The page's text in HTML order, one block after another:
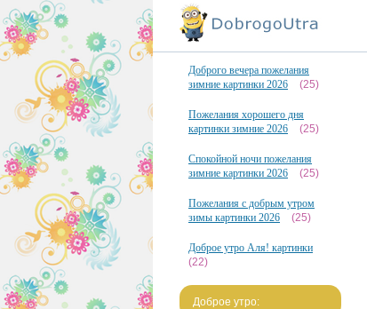
Доброго вечера пожелания
зимние картинки 2026
(25)
Пожелания хорошего дня
картинки зимние 2026
(25)
Спокойной ночи пожелания
зимние картинки 2026
(25)
Пожелания с добрым утром
зимы картинки 2026
(25)
Доброе утро Аля! картинки
(22)
Доброе утро: